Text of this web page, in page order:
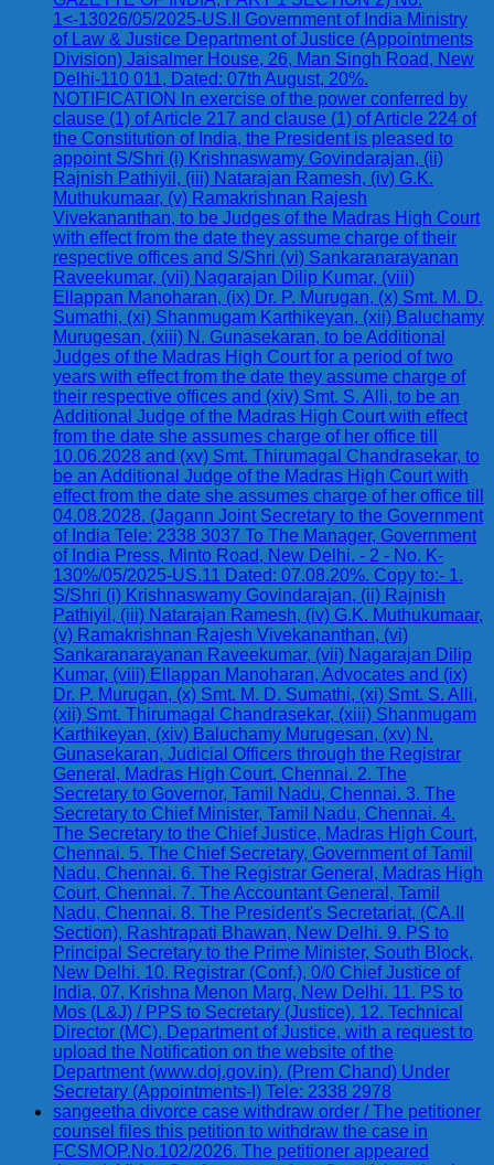
1<-13026/05/2025-US.II Government of India Ministry
of Law & Justice Department of Justice (Appointments
Division) Jaisalmer House, 26, Man Singh Road, New
Delhi-110 011, Dated: 07th August, 20%.
NOTIFICATION In exercise of the power conferred by
clause (1) of Article 217 and clause (1) of Article 224 of
the Constitution of India, the President is pleased to
appoint S/Shri (i) Krishnaswamy Govindarajan, (ii)
Rajnish Pathiyil, (iii) Natarajan Ramesh, (iv) G.K.
Muthukumaar, (v) Ramakrishnan Rajesh
Vivekananthan, to be Judges of the Madras High Court
with effect from the date they assume charge of their
respective offices and S/Shri (vi) Sankaranarayanan
Raveekumar, (vii) Nagarajan Dilip Kumar, (viii)
Ellappan Manoharan, (ix) Dr. P. Murugan, (x) Smt. M. D.
Sumathi, (xi) Shanmugam Karthikeyan, (xii) Baluchamy
Murugesan, (xiii) N. Gunasekaran, to be Additional
Judges of the Madras High Court for a period of two
years with effect from the date they assume charge of
their respective offices and (xiv) Smt. S. Alli, to be an
Additional Judge of the Madras High Court with effect
from the date she assumes charge of her office till
10.06.2028 and (xv) Smt. Thirumagal Chandrasekar, to
be an Additional Judge of the Madras High Court with
effect from the date she assumes charge of her office till
04.08.2028. (Jagann Joint Secretary to the Government
of India Tele: 2338 3037 To The Manager, Government
of India Press, Minto Road, New Delhi. - 2 - No. K-
130%/05/2025-US.11 Dated: 07.08.20%. Copy to:- 1.
S/Shri (i) Krishnaswamy Govindarajan, (ii) Rajnish
Pathiyil, (iii) Natarajan Ramesh, (iv) G.K. Muthukumaar,
(v) Ramakrishnan Rajesh Vivekananthan, (vi)
Sankaranarayanan Raveekumar, (vii) Nagarajan Dilip
Kumar, (viii) Ellappan Manoharan, Advocates and (ix)
Dr. P. Murugan, (x) Smt. M. D. Sumathi, (xi) Smt. S. Alli,
(xii) Smt. Thirumagal Chandrasekar, (xiii) Shanmugam
Karthikeyan, (xiv) Baluchamy Murugesan, (xv) N.
Gunasekaran, Judicial Officers through the Registrar
General, Madras High Court, Chennai. 2. The
Secretary to Governor, Tamil Nadu, Chennai. 3. The
Secretary to Chief Minister, Tamil Nadu, Chennai. 4.
The Secretary to the Chief Justice, Madras High Court,
Chennai. 5. The Chief Secretary, Government of Tamil
Nadu, Chennai. 6. The Registrar General, Madras High
Court, Chennai. 7. The Accountant General, Tamil
Nadu, Chennai. 8. The President's Secretariat, (CA.II
Section), Rashtrapati Bhawan, New Delhi. 9. PS to
Principal Secretary to the Prime Minister, South Block,
New Delhi. 10. Registrar (Conf.), 0/0 Chief Justice of
India, 07, Krishna Menon Marg, New Delhi. 11. PS to
Mos (L&J) / PPS to Secretary (Justice). 12. Technical
Director (MC), Department of Justice, with a request to
upload the Notification on the website of the
Department (www.doj.gov.in). (Prem Chand) Under
Secretary (Appointments-I) Tele: 2338 2978
sangeetha divorce case withdraw order / The petitioner
counsel files this petition to withdraw the case in
FCSMOP.No.102/2026. The petitioner appeared